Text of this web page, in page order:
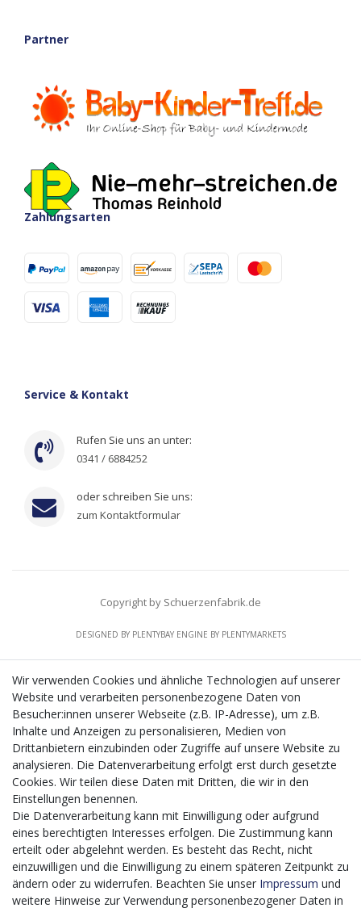
Partner
Zahlungsarten
Service & Kontakt
Rufen Sie uns an unter:
0341 / 6884252
oder schreiben Sie uns:
zum Kontaktformular
Copyright by Schuerzenfabrik.de
DESIGNED BY PLENTYBAYENGINE BY PLENTYMARKETS
CMS-Softwaresystems zur digitalen Optimierung
von Geschäftsprozessen
Mit dem vorgenannten Projekt, welches im Zeitraum vom
20.12.2023 bis zum 29.02.2024 im Rahmen des
Förderprogrammes Digitalisierung Zuschuss EFRE 2021
bis 2027 umgesetzt wird, möchten wir in die Anschaffung
eines Content-Management-Systems (CMS-
Softwaresystem) investieren, um unseren Online-Shop
künftig selbst verwalten zu können. Diese Software dient
der effizienteren gemeinschaftlichen Erstellung,
Bearbeitung, Organisation und Darstellung digitaler
Inhalte (Content) in unserem Unternehmen. Dies ist
Wir verwenden Cookies und ähnliche Technologien auf unserer
Website und verarbeiten personenbezogene Daten von
Besucher:innen unserer Webseite (z.B. IP-Adresse), um z.B.
Inhalte und Anzeigen zu personalisieren, Medien von
Drittanbietern einzubinden oder Zugriffe auf unsere Website zu
analysieren. Die Datenverarbeitung erfolgt erst durch gesetzte
Cookies. Wir teilen diese Daten mit Dritten, die wir in den
Einstellungen benennen.
Die Datenverarbeitung kann mit Einwilligung oder aufgrund
eines berechtigten Interesses erfolgen. Die Zustimmung kann
erteilt oder abgelehnt werden. Es besteht das Recht, nicht
einzuwilligen und die Einwilligung zu einem späteren Zeitpunkt zu
ändern oder zu widerrufen. Beachten Sie unser Impressum und
weitere Hinweise zur Verwendung personenbezogener Daten in